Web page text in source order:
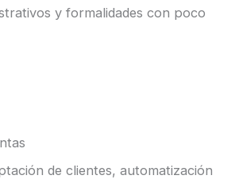
y formalidades con poco
de clientes, automatización